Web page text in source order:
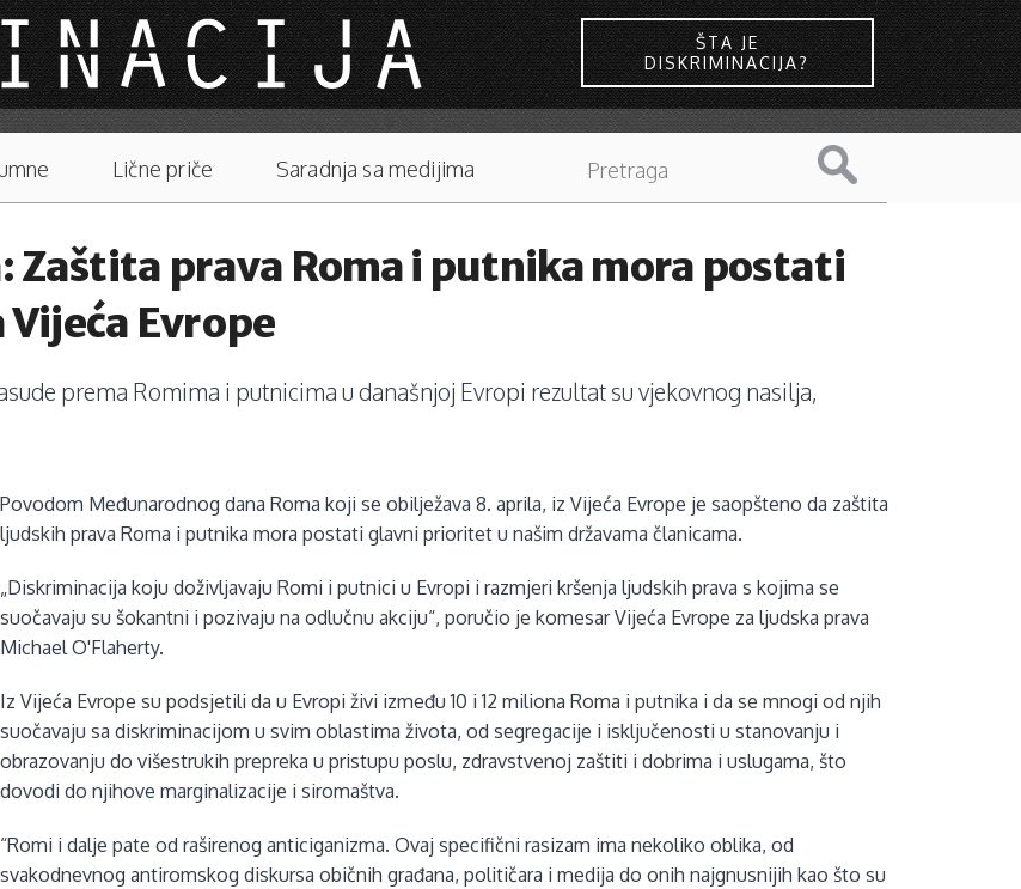
ŠTA JE
DISKRIMINACIJA?
Lične priče Saradnja sa medijima
Zaštita prava Roma i putnika mora postati
Evrope
prema Romima i putnicima u današnjoj Evropi rezultat su vjekovnog nasilja,
Povodom Međunarodnog dana Roma koji se obilježava 8. aprila, iz Vijeća Evrope je saopšteno da zaštita
ljudskih prava Roma i putnika mora postati glavni prioritet u našim državama članicama.
„Diskriminacija koju doživljavaju Romi i putnici u Evropi i razmjeri kršenja ljudskih prava s kojima se
suočavaju su šokantni i pozivaju na odlučnu akciju“, poručio je komesar Vijeća Evrope za ljudska prava
Michael O'Flaherty.
Iz Vijeća Evrope su podsjetili da u Evropi živi između 10 i 12 miliona Roma i putnika i da se mnogi od njih
suočavaju sa diskriminacijom u svim oblastima života, od segregacije i isključenosti u stanovanju i
obrazovanju do višestrukih prepreka u pristupu poslu, zdravstvenoj zaštiti i dobrima i uslugama, što
dovodi do njihove marginalizacije i siromaštva.
“Romi i dalje pate od raširenog anticiganizma. Ovaj specifični rasizam ima nekoliko oblika, od
svakodnevnog antiromskog diskursa običnih građana, političara i medija do onih najgnusnijih kao što su